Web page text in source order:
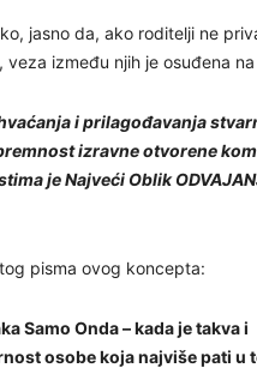
jasno da, ako roditelji ne
veza između njih je osuđena
i prilagođavanja
izravne otvorene
je Najveći Oblik
pisma ovog koncepta:
Samo Onda – kada je takva i
osobe koja najviše pati u